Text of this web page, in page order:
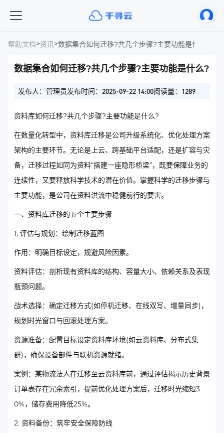
帮助文档>资讯>数据集合如何迁移?共几个步骤?主要功能是什么?
数据集合如何迁移?共几个步骤?主要功能是什么?
发布人：管理员发布时间：2025-09-22 14:00阅读量：1289
资料库如何迁移?共几个步骤?主要功能是什么?
在数量化转型中，资料库迁移是公司升级系统化、优化处理方案
架构的主要环节。无论是上云、跨基础平台适配，还是扩容与灾
备，迁移过程如同为资料“搭建一座隐形桥梁”，既要保障业务的
连续性，又要释放科学技术的潜在价值。掌握科学的迁移步骤与
主要功能，是公司在资料洪流中稳健前行的要害。
一、资料库迁移的五个主要步骤
1. 评估与规划：绘制迁移蓝图
作用：明确目标设定，规避风险因素。
资料评估：剖析现有资料库的结构、容量大小、依赖关系及表现
瓶颈问题。
战术选择：确定迁移方式(如停机迁移、在线双写、增量同步)，
规划时光窗口与回滚处理方案。
资源准备：配置目标设定资料库环境(如云资料库、分布式集
群)，确保设备部件与联机资源就绪。
案例：某物流法人在迁移至云资料库前，通过评估揭示历史背景
订单表存在冗余索引，提前优化处理方案后，迁移时光缩短3
0%，储存费用降低25%。
2. 资料备份：筑牢安全保障防线